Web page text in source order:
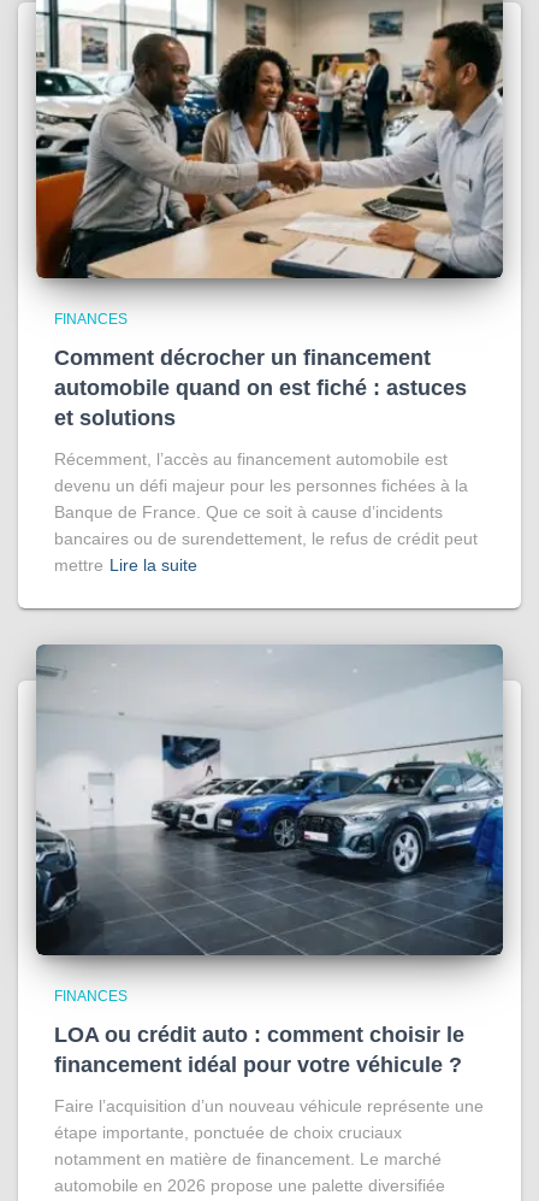
FINANCES
Comment décrocher un financement
automobile quand on est fiché : astuces
et solutions
Récemment, l’accès au financement automobile est
devenu un défi majeur pour les personnes fichées à la
Banque de France. Que ce soit à cause d’incidents
bancaires ou de surendettement, le refus de crédit peut
mettre Lire la suite
FINANCES
LOA ou crédit auto : comment choisir le
financement idéal pour votre véhicule ?
Faire l’acquisition d’un nouveau véhicule représente une
étape importante, ponctuée de choix cruciaux
notamment en matière de financement. Le marché
automobile en 2026 propose une palette diversifiée